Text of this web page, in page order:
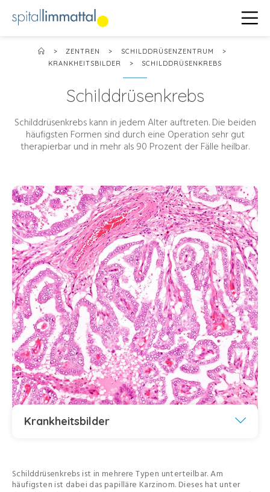
> ZENTREN > SCHILDDRÜSENZENTRUM
>
KRANKHEITSBILDER
> SCHILDDRÜSENKREBS
Schilddrüsenkrebs
Schilddrüsenkrebs kann in jedem Alter auftreten. Die beiden
häufigsten Formen sind durch eine Operation sehr gut
therapierbar und in mehr als 90 Prozent der Fälle heilbar.
Krankheitsbilder
Schilddrüsenkrebs ist in mehrere Typen unterteilbar. Am
häufigsten ist dabei das papilläre Karzinom. Dieses hat unter